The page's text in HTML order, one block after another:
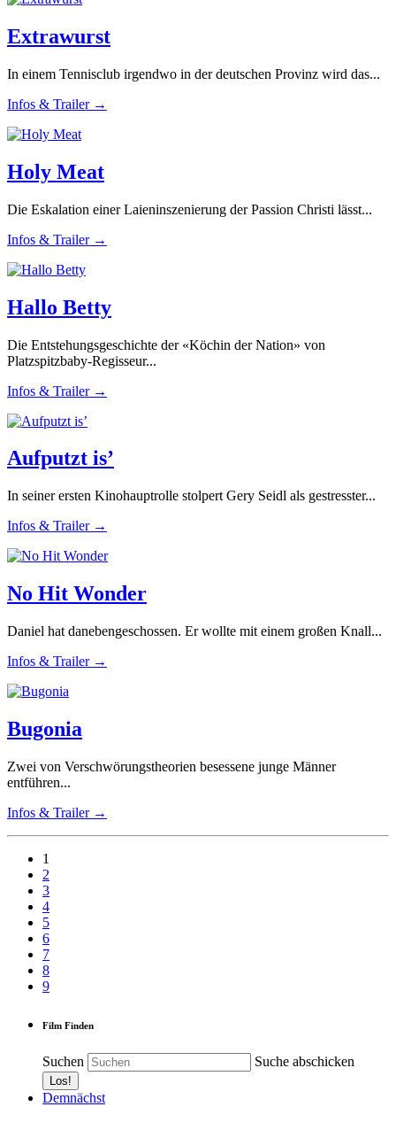
Extrawurst
In einem Tennisclub irgendwo in der deutschen Provinz wird das...
Infos & Trailer →
Holy Meat
Die Eskalation einer Laieninszenierung der Passion Christi lässt...
Infos & Trailer →
Hallo Betty
Die Entstehungsgeschichte der «Köchin der Nation» von
Platzspitzbaby-Regisseur...
Infos & Trailer →
Aufputzt is’
In seiner ersten Kinohauptrolle stolpert Gery Seidl als gestresster...
Infos & Trailer →
No Hit Wonder
Daniel hat danebengeschossen. Er wollte mit einem großen Knall...
Infos & Trailer →
Bugonia
Zwei von Verschwörungstheorien besessene junge Männer
entführen...
Infos & Trailer →
1
2
3
4
5
6
7
8
9
Film Finden
Suchen Suche abschicken
Demnächst